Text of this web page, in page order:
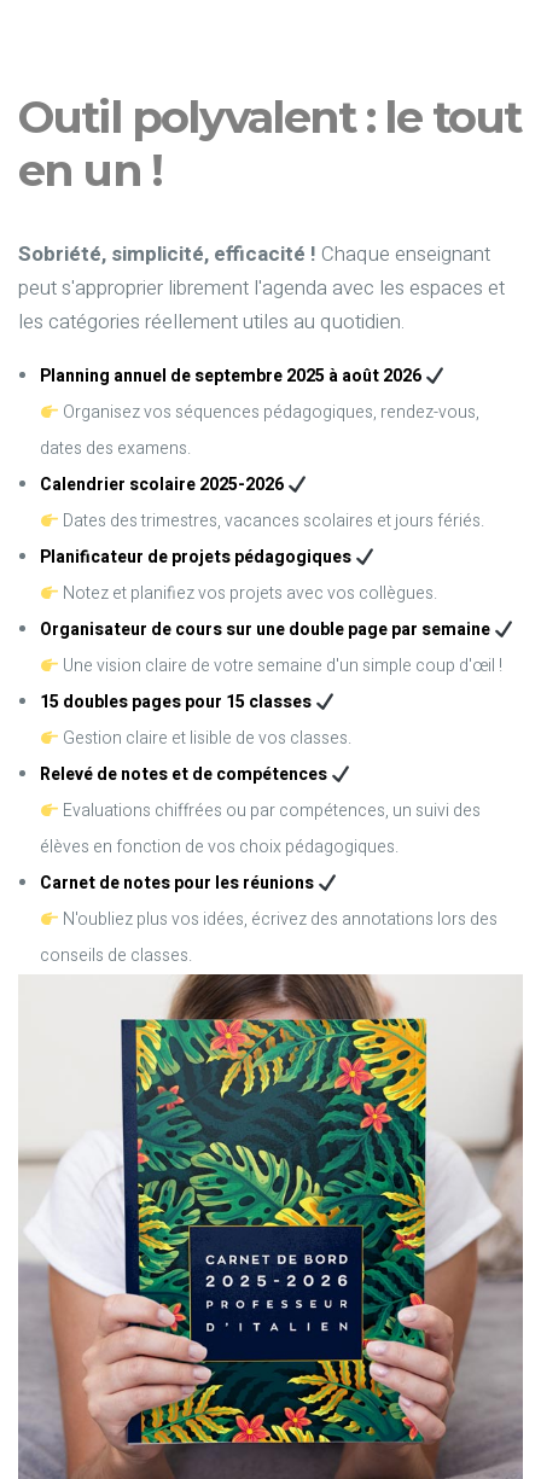
Outil polyvalent : le tout
en un !
Sobriété, simplicité, efficacité ! Chaque enseignant
peut s'approprier librement l'agenda avec les espaces et
les catégories réellement utiles au quotidien.
Planning annuel de septembre 2025 à août 2026
Organisez vos séquences pédagogiques, rendez-vous,
dates des examens.
Calendrier scolaire 2025-2026
Dates des trimestres, vacances scolaires et jours fériés.
Planificateur de projets pédagogiques
Notez et planifiez vos projets avec vos collègues.
Organisateur de cours sur une double page par semaine
Une vision claire de votre semaine d'un simple coup d'œil !
15 doubles pages pour 15 classes
Gestion claire et lisible de vos classes.
Relevé de notes et de compétences
Evaluations chiffrées ou par compétences, un suivi des
élèves en fonction de vos choix pédagogiques.
Carnet de notes pour les réunions
N'oubliez plus vos idées, écrivez des annotations lors des
conseils de classes.